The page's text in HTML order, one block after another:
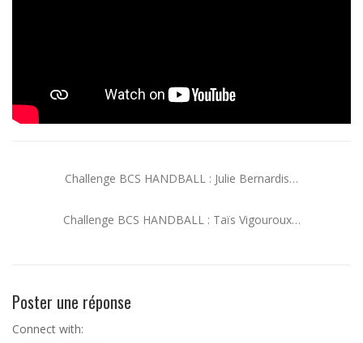
Challenge BCS HANDBALL : Julie Bernardis…
Challenge BCS HANDBALL : Taïs Vigouroux…
Poster une réponse
Connect with: